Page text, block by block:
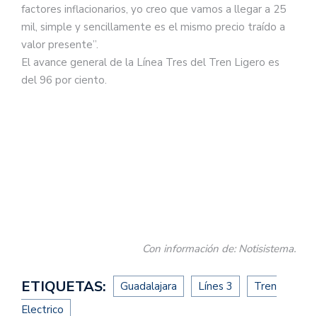
factores inflacionarios, yo creo que vamos a llegar a 25
mil, simple y sencillamente es el mismo precio traído a
valor presente”.
El avance general de la Línea Tres del Tren Ligero es
del 96 por ciento.
Con información de: Notisistema.
ETIQUETAS: Guadalajara Línes 3
Tren
Electrico